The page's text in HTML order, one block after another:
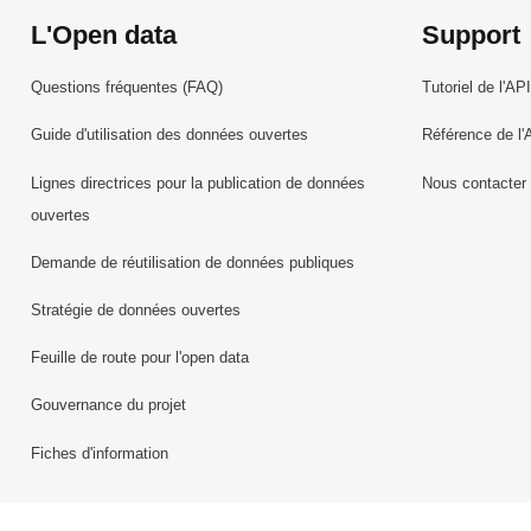
L'Open data
Questions fréquentes (FAQ)
Guide d'utilisation des données ouvertes
Lignes directrices pour la publication de données
ouvertes
Demande de réutilisation de données publiques
Stratégie de données ouvertes
Feuille de route pour l'open data
Gouvernance du projet
Fiches d'information
Support
Tutoriel de l'API
Référence de
Nous contacter